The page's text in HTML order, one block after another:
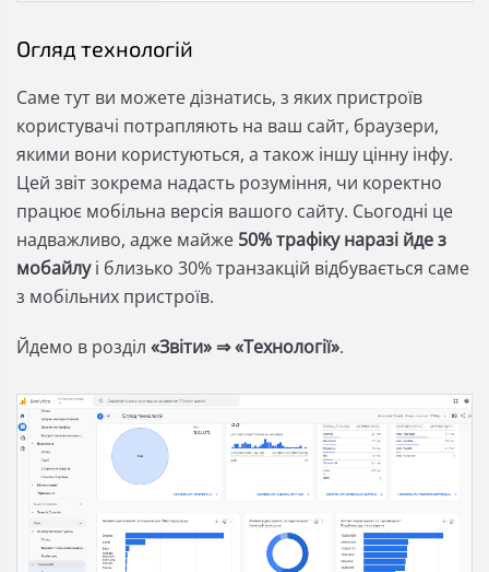
Огляд технологій
Саме тут ви можете дізнатись, з яких пристроїв
користувачі потрапляють на ваш сайт, браузери,
якими вони користуються, а також іншу цінну інфу.
Цей звіт зокрема надасть розуміння, чи коректно
працює мобільна версія вашого сайту. Сьогодні це
надважливо, адже майже 50% трафіку наразі йде з
мобайлуі близько 30% транзакцій відбувається саме
з мобільних пристроїв.
Йдемо в розділ «Звіти» ⇒ «Технології».